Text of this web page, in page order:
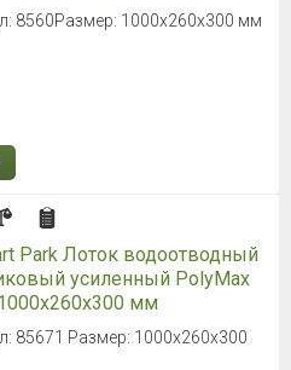
8560Размер: 1000х260х300 мм
Park Лоток водоотводный
усиленный PolyMax
мм
85671 Размер: 1000х260х300